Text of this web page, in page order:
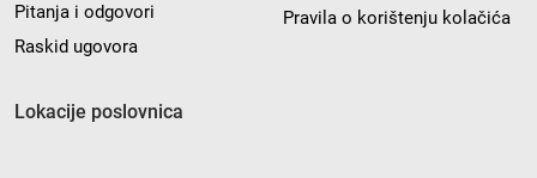
Pitanja i odgovori
Raskid ugovora
Pravila o korištenju kolačića
Lokacije poslovnica